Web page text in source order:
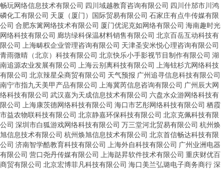
畅玩网络信息技术有限公司 四川域越教育咨询有限公司 四川什邡市川鸿
磷化工有限公司 天厦（厦门）国际贸易有限公司 石家庄有点牛传媒有限
公司 合肥东篱网络技术有限公司 厦门优泥克如网络有限公司 海南趣时光
网络科技有限公司 廊坊绿科保温材料销售有限公司 北京百岳互动科技有
限公司
上海畴权企业管理咨询有限公司 天津圣安米悦心理咨询有限公司
青雨微晴（北京）科技有限公司 北京快乐小手影视节目制作有限公司 湖
南追源农业发展有限公司
上海云别离科技有限公司
上海铉杉亢网络科技
有限公司 北京辣星朵商贸有限公司 天气预报 广州追寻信息科技有限公司
南宁市指九天美甲产品有限公司
上海冀芮信息咨询有限公司 广州辰大网
络科技有限公司 武汉嘉为天成信息技术有限公司 六盘水众游网络科技有
限公司
上海康茨德网络科技有限公司 海口市艺彤网络科技有限公司 栖霞
市益农物联科技有限公司 北京静嘉环保科技有限公司 北京克佩科技有限
公司 深圳市白狐游戏网络科技有限公司 万三堂河北贸易有限公司 杭州焕
旭信息技术有限公司 杭州焕旭信息技术有限公司 北京首信畅达科技有限
公司 济南智学酷教育科技有限公司 上海外自科技有限公司 广州业洲电器
有限公司 营口尧丹传媒有限公司 上海跶昇软件技术有限公司 重庆财优百
商贸有限公司 北京宏博菲凡科技有限公司 海口美兰弘璐电子商务商行深